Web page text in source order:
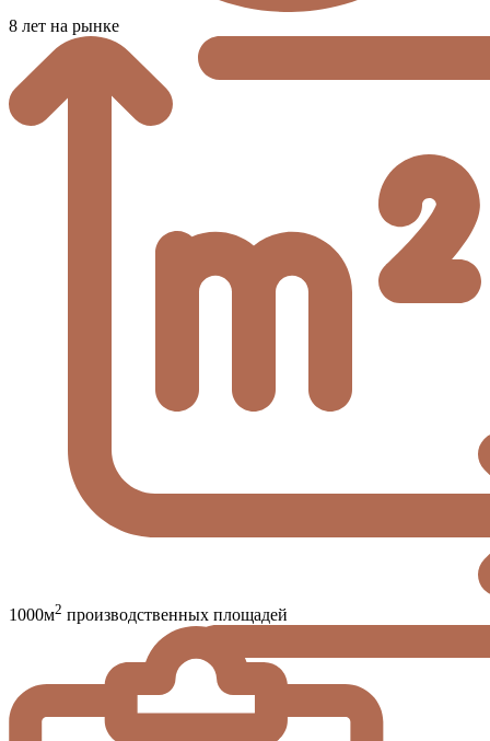
8 лет на рынке
1000м2 производственных площадей